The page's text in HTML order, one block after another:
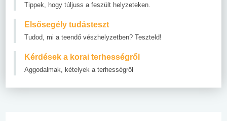
Tippek, hogy túljuss a feszült helyzeteken.
Elsősegély tudásteszt
Tudod, mi a teendő vészhelyzetben? Teszteld!
Kérdések a korai terhességről
Aggodalmak, kételyek a terhességről